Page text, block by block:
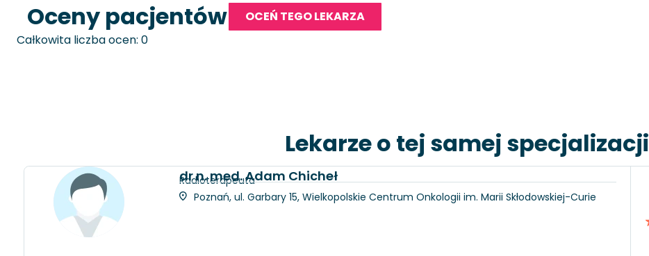
Oceny pacjentów
OCEŃ TEGO LEKARZA
Całkowita liczba ocen: 0
Lekarze o tej samej specjalizacji
dr n. med. Adam Chicheł
Radioterapeuta
Poznań, ul. Garbary 15, Wielkopolskie Centrum Onkologii im. Marii Skłodowskiej-Curie